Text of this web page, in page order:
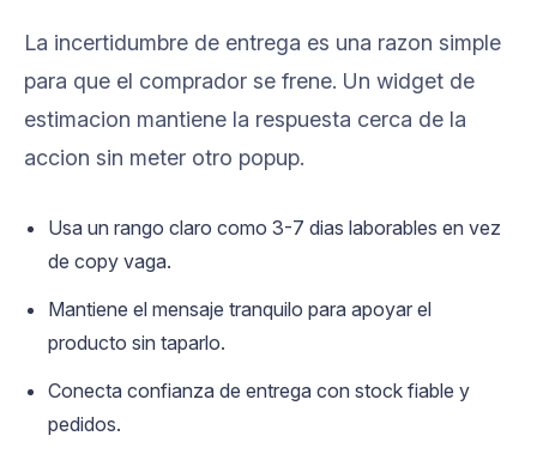
La incertidumbre de entrega es una razon simple
para que el comprador se frene. Un widget de
estimacion mantiene la respuesta cerca de la
accion sin meter otro popup.
Usa un rango claro como 3-7 dias laborables en vez
de copy vaga.
Mantiene el mensaje tranquilo para apoyar el
producto sin taparlo.
Conecta confianza de entrega con stock fiable y
pedidos.